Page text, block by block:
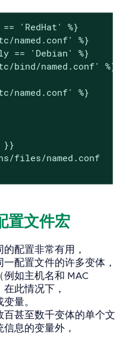
'RedHat' %}
named.conf' %}
== 'Debian' %}
bind/named.conf' %}
named.conf' %}
}}
files/named.conf
置文件宏
配置非常有用，
配置文件的许多变体，
如主机名和 MAC
此情况下，
量。
甚至数千变体的单个文
息的变量外，